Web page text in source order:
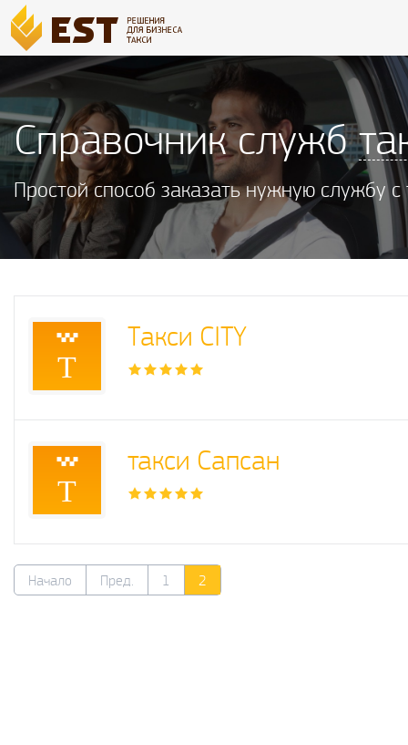
Справочник служб
Простой способ заказать нужную службу
Т
Такси CITY
Т
такси Сапсан
Начало Пред. 1 2